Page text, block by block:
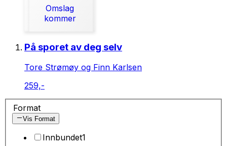
Omslag
kommer
På sporet av deg selv
Tore Strømøy og Finn Karlsen
259,-
Format
Vis Format
Innbundet1